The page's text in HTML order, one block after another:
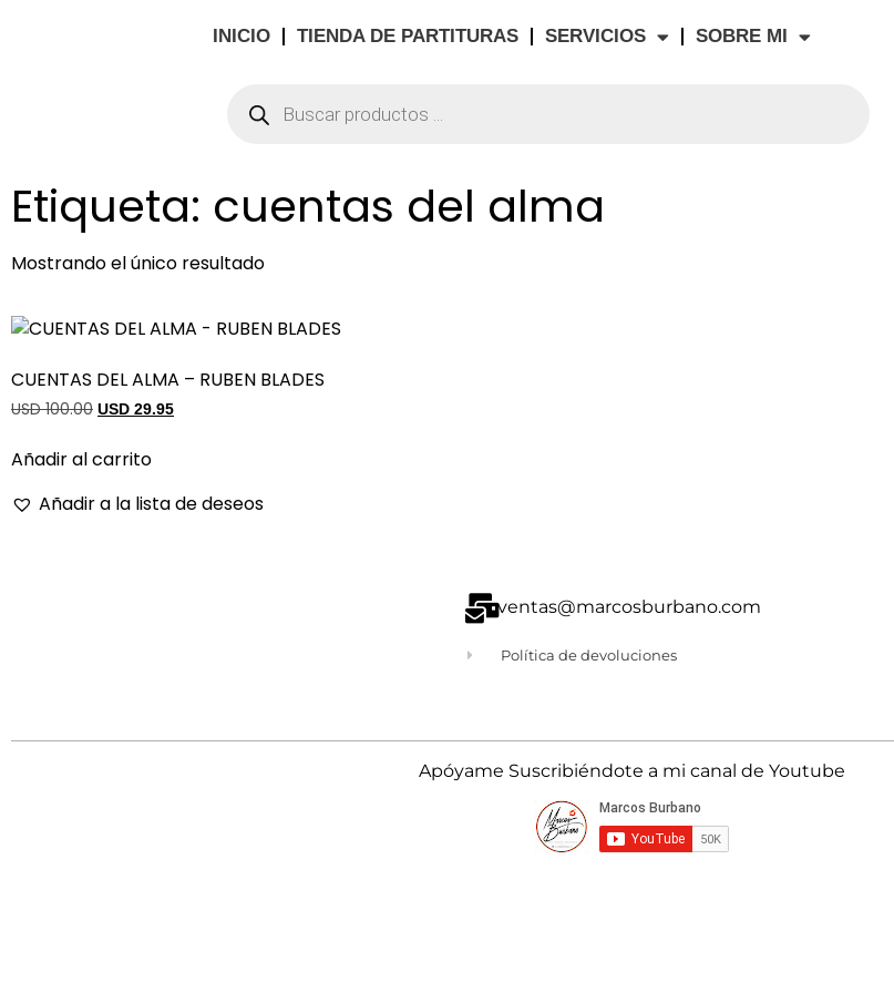
INICIO TIENDA DE PARTITURAS SERVICIOS SOBRE MI
Etiqueta: cuentas del alma
Mostrando el único resultado
CUENTAS DEL ALMA – RUBEN BLADES
USD 100.00 USD 29.95
Añadir al carrito
Añadir a la lista de deseos
ventas@marcosburbano.com
Política de devoluciones
Apóyame Suscribiéndote a mi canal de Youtube